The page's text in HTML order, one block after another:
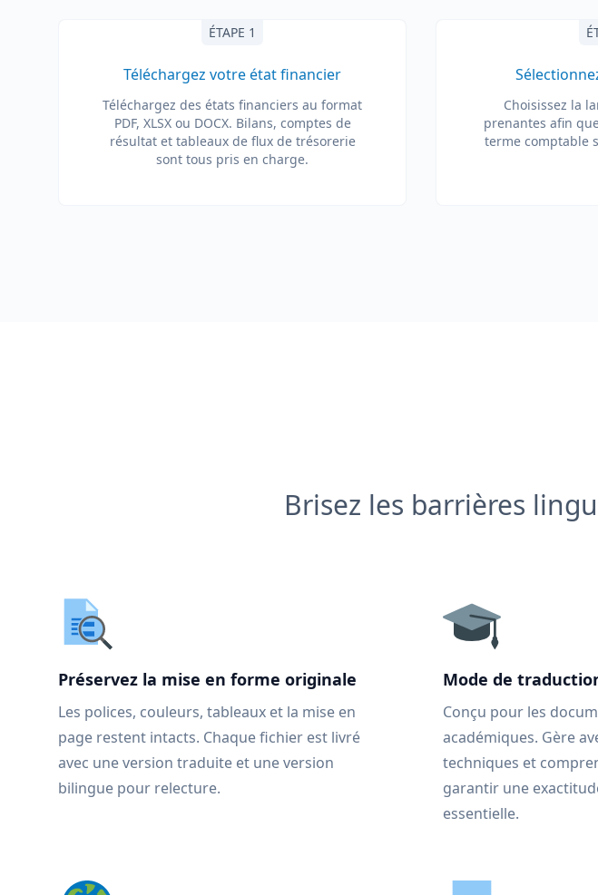
ÉTAPE 1
Téléchargez votre état financier
Téléchargez des états financiers au format
PDF, XLSX ou DOCX. Bilans, comptes de
résultat et tableaux de flux de trésorerie
sont tous pris en charge.
Choisissez la
prenantes afin
terme comptable
Brisez les barrières
Préservez la mise en forme originale
Les polices, couleurs, tableaux et la mise en
page restent intacts. Chaque fichier est livré
avec une version traduite et une version
bilingue pour relecture.
Mode de
Conçu pour les
académiques. Gère
techniques et
garantir une
essentielle.